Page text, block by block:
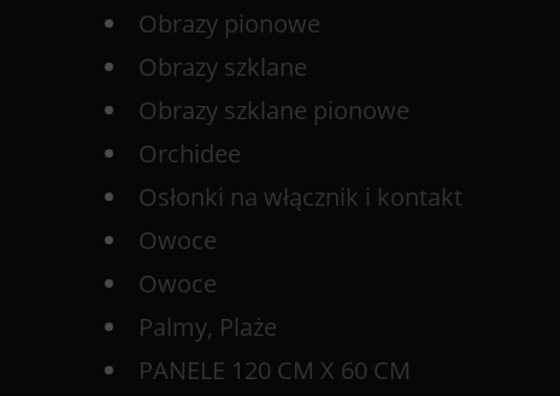
Obrazy pionowe
Obrazy szklane
Obrazy szklane pionowe
Orchidee
Osłonki na włącznik i kontakt
Owoce
Owoce
Palmy, Plaże
PANELE 120 CM X 60 CM